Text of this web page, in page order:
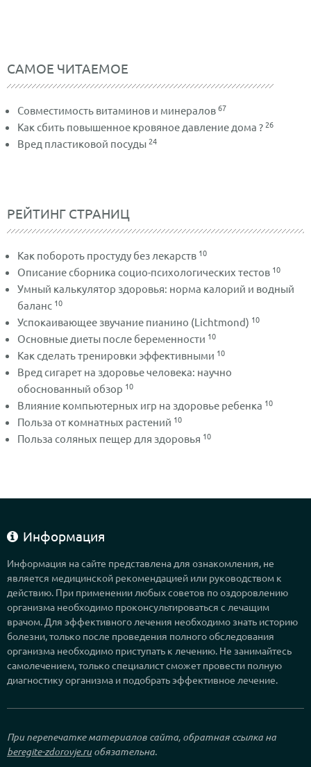
САМОЕ ЧИТАЕМОЕ
Совместимость витаминов и минералов67
Как сбить повышенное кровяное давление дома ? 26
Вред пластиковой посуды 24
РЕЙТИНГ СТРАНИЦ
Как побороть простуду без лекарств 10
Описание сборника социо-психологических тестов 10
Умный калькулятор здоровья: норма калорий и водный
баланс 10
Успокаивающее звучание пианино (Lichtmond) 10
Основные диеты после беременности 10
Как сделать тренировки эффективными 10
Вред сигарет на здоровье человека: научно
обоснованный обзор 10
Влияние компьютерных игр на здоровье ребенка 10
Польза от комнатных растений 10
Польза соляных пещер для здоровья 10
Информация
Информация на сайте представлена для ознакомления, не
является медицинской рекомендацией или руководством к
действию. При применении любых советов по оздоровлению
организма необходимо проконсультироваться с лечащим
врачом. Для эффективного лечения необходимо знать историю
болезни, только после проведения полного обследования
организма необходимо приступать к лечению. Не занимайтесь
самолечением, только специалист сможет провести полную
диагностику организма и подобрать эффективное лечение.
При перепечатке материалов сайта, обратная ссылка на
beregite-zdorovje.ruобязательна.